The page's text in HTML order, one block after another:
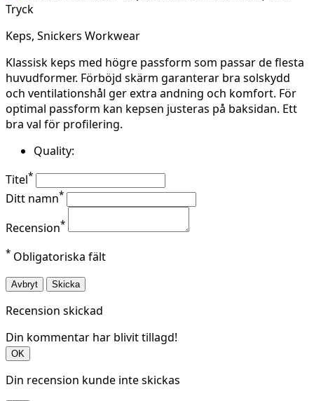
Keps, Snickers Workwear
Klassisk keps med högre passform som passar de flesta
huvudformer. Förböjd skärm garanterar bra solskydd
och ventilationshål ger extra andning och komfort. För
optimal passform kan kepsen justeras på baksidan. Ett
bra val för profilering.
Quality:
Titel*
Ditt namn*
Recension*
* Obligatoriska fält
Avbryt Skicka
Recension skickad
Din kommentar har blivit tillagd!
OK
Din recension kunde inte skickas